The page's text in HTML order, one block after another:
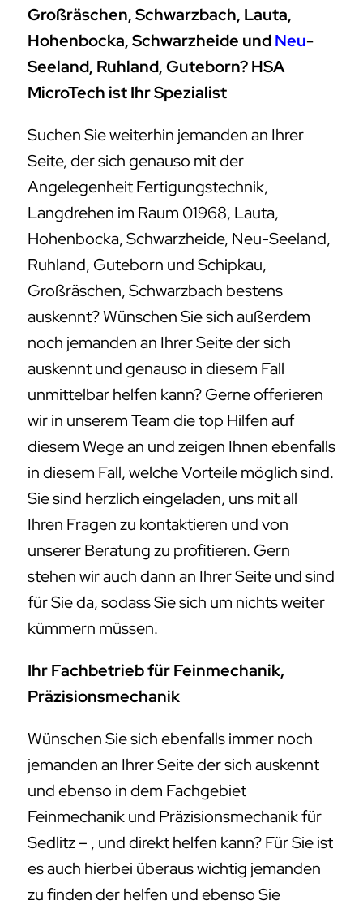
Großräschen, Schwarzbach, Lauta,
Hohenbocka, Schwarzheide undNeu-
Seeland, Ruhland, Guteborn? HSA
MicroTech ist Ihr Spezialist
Suchen Sie weiterhin jemanden an Ihrer
Seite, der sich genauso mit der
Angelegenheit Fertigungstechnik,
Langdrehen im Raum 01968, Lauta,
Hohenbocka, Schwarzheide, Neu-Seeland,
Ruhland, Guteborn und Schipkau,
Großräschen, Schwarzbach bestens
auskennt? Wünschen Sie sich außerdem
noch jemanden an Ihrer Seite der sich
auskennt und genauso in diesem Fall
unmittelbar helfen kann? Gerne offerieren
wir in unserem Team die top Hilfen auf
diesem Wege an und zeigen Ihnen ebenfalls
in diesem Fall, welche Vorteile möglich sind.
Sie sind herzlich eingeladen, uns mit all
Ihren Fragen zu kontaktieren und von
unserer Beratung zu profitieren. Gern
stehen wir auch dann an Ihrer Seite und sind
für Sie da, sodass Sie sich um nichts weiter
kümmern müssen.
Ihr Fachbetrieb für Feinmechanik,
Präzisionsmechanik
Wünschen Sie sich ebenfalls immer noch
jemanden an Ihrer Seite der sich auskennt
und ebenso in dem Fachgebiet
Feinmechanik und Präzisionsmechanik für
Sedlitz – , und direkt helfen kann? Für Sie ist
es auch hierbei überaus wichtig jemanden
zu finden der helfen und ebenso Sie